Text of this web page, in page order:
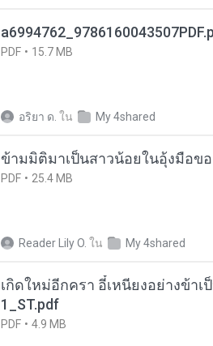
PDF 15.7 MB
อริยา ด. ใน My 4shared
ข้ามมิติมาเป็นสาวน้อยในอุ้งมือข
PDF 25.4 MB
Reader Lily O. ใน My 4shared
เกิดใหม่อีกครา อี๋เหนียงอย่างข้าเ
1_ST.pdf
PDF 4.9 MB